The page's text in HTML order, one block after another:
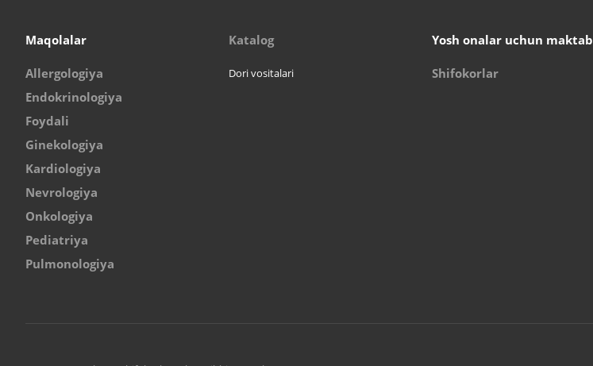
Maqolalar
Allergologiya
Endokrinologiya
Foydali
Ginekologiya
Kardiologiya
Nevrologiya
Onkologiya
Pediatriya
Pulmonologiya
Katalog
Dori vositalari
Yosh onalar uchun maktab
Shifokorlar